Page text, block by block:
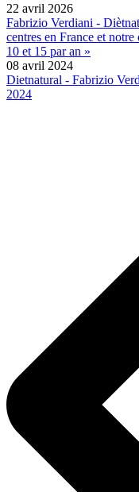
22 avril 2026
Fabrizio Verdiani -
centres en France et
10 et 15 par an »
08 avril 2024
Dietnatural - Fabrizio
2024